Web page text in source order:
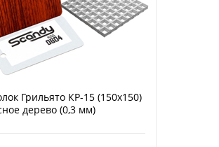
Грильято КР-15 (150х150)
дерево (0,3 мм)